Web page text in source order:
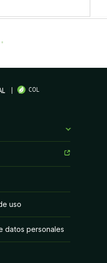
COL
uso
datos personales